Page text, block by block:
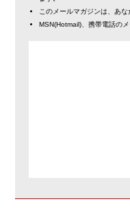
このメールマガジンは、あ
MSN(Hotmail)、携帯電話の